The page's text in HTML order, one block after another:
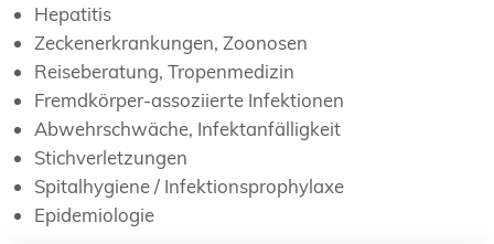
Hepatitis
Zeckenerkrankungen, Zoonosen
Reiseberatung, Tropenmedizin
Fremdkörper-assoziierte Infektionen
Abwehrschwäche, Infektanfälligkeit
Stichverletzungen
Spitalhygiene / Infektionsprophylaxe
Epidemiologie